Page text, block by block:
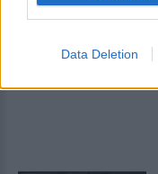
Data Deletion